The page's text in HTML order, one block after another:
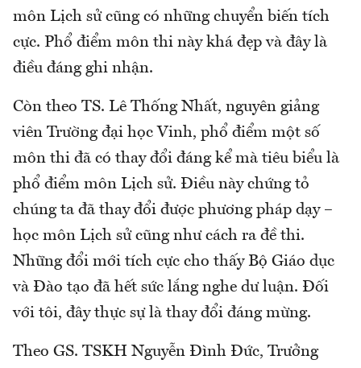
môn Lịch sử cũng có những chuyển biến tích
cực. Phổ điểm môn thi này khá đẹp và đây là
điều đáng ghi nhận.
Còn theo TS. Lê Thống Nhất, nguyên giảng
viên Trường đại học Vinh, phổ điểm một số
môn thi đã có thay đổi đáng kể mà tiêu biểu là
phổ điểm môn Lịch sử. Điều này chứng tỏ
chúng ta đã thay đổi được phương pháp dạy –
học môn Lịch sử cũng như cách ra đề thi.
Những đổi mới tích cực cho thấy Bộ Giáo dục
và Đào tạo đã hết sức lắng nghe dư luận. Đối
với tôi, đây thực sự là thay đổi đáng mừng.
Theo GS. TSKH Nguyễn Đình Đức, Trưởng